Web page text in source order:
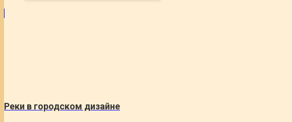
Реки в городском дизайне